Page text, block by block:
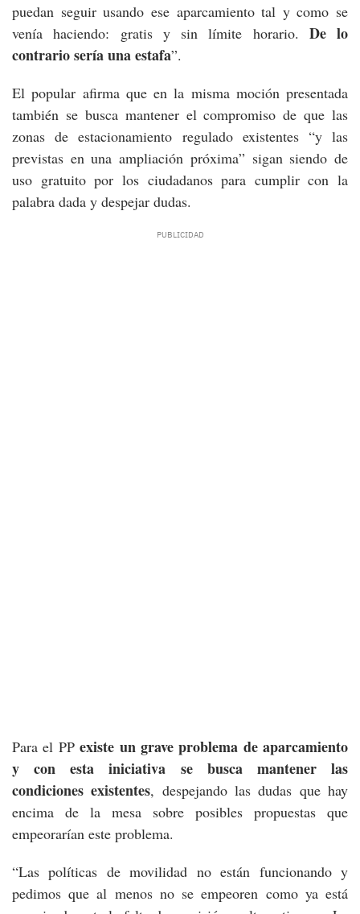
puedan seguir usando ese aparcamiento tal y como se
venía haciendo: gratis y sin límite horario. De lo
contrario sería una estafa”.
El popular afirma que en la misma moción presentada
también se busca mantener el compromiso de que las
zonas de estacionamiento regulado existentes “y las
previstas en una ampliación próxima” sigan siendo de
uso gratuito por los ciudadanos para cumplir con la
palabra dada y despejar dudas.
Para el PPexiste un grave problema de aparcamiento
y con esta iniciativa se busca mantener las
condiciones existentes, despejando las dudas que hay
encima de la mesa sobre posibles propuestas que
empeorarían este problema.
“Las políticas de movilidad no están funcionando y
pedimos que al menos no se empeoren como ya está